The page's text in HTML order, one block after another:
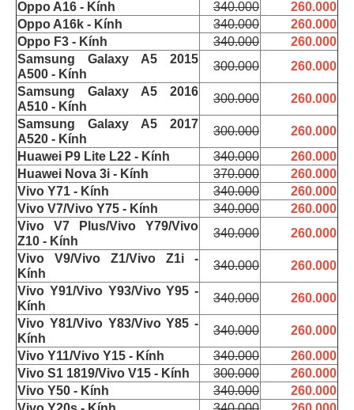
Oppo A16 - Kính
340.000
260.000
Oppo A16k - Kính
340.000
260.000
Oppo F3 - Kính
340.000
260.000
Samsung Galaxy A5 2015
A500 - Kính
300.000
260.000
Samsung Galaxy A5 2016
A510 - Kính
300.000
260.000
Samsung Galaxy A5 2017
A520 - Kính
300.000
260.000
Huawei P9 Lite L22 - Kính
340.000
260.000
Huawei Nova 3i - Kính
370.000
260.000
Vivo Y71 - Kính
340.000
260.000
Vivo V7/Vivo Y75 - Kính
340.000
260.000
Vivo V7 Plus/Vivo Y79/Vivo
Z10 - Kính
340.000
260.000
Vivo V9/Vivo Z1/Vivo Z1i -
Kính
340.000
260.000
Vivo Y91/Vivo Y93/Vivo Y95 -
Kính
340.000
260.000
Vivo Y81/Vivo Y83/Vivo Y85 -
Kính
340.000
260.000
Vivo Y11/Vivo Y15 - Kính
340.000
260.000
Vivo S1 1819/Vivo V15 - Kính
300.000
260.000
Vivo Y50 - Kính
340.000
260.000